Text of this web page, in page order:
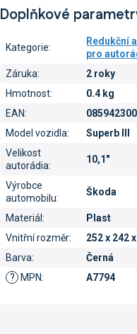
Doplňkové
Kategorie:
Redukční
pro
Záruka:
2 roky
Hmotnost:
0.4 kg
EAN:
Model vozidla:
Superb III
Velikost
autorádia:
10,1"
Výrobce
automobilu:
Škoda
Materiál:
Plast
Vnitřní rozměr:
252 x 242
Barva:
Černá
?
MPN: A7794